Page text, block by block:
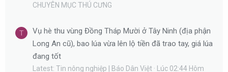
CHUYÊN MỤC THÚ CƯNG
T
Vụ hè thu vùng Đồng Tháp Mười ở Tây Ninh (địa phận
Long An cũ), bao lúa vừa lên lộ tiền đã trao tay, giá lúa
đang tốt
Latest: Tin nông nghiệp | Báo Dân Việt
Lúc 02:44 Hôm